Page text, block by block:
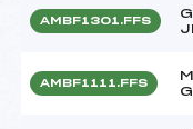
AMBF1301.FFS
AMBF1111.FFS